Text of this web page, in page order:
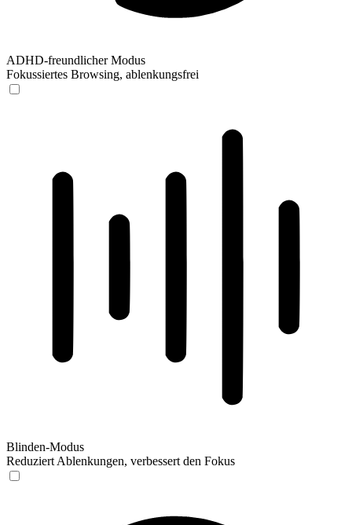
ADHD-freundlicher Modus
Fokussiertes Browsing, ablenkungsfrei
Blinden-Modus
Reduziert Ablenkungen, verbessert den Fokus